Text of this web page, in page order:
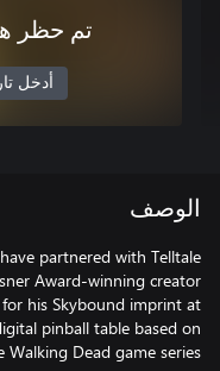
تم حظر
أدخل
الوصف
partnered with Telltale
Award-winning creator
his Skybound imprint at
pinball table based on